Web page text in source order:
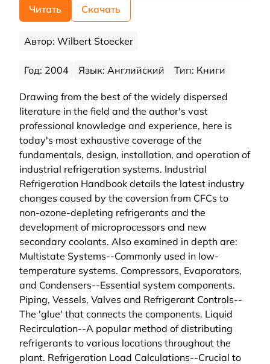
Читать Скачать
Автор: Wilbert Stoecker
Год: 2004 Язык: Английский Тип: Книги
Drawing from the best of the widely dispersed
literature in the field and the author's vast
professional knowledge and experience, here is
today's most exhaustive coverage of the
fundamentals, design, installation, and operation of
industrial refrigeration systems. Industrial
Refrigeration Handbook details the latest industry
changes caused by the coversion from CFCs to
non-ozone-depleting refrigerants and the
development of microprocessors and new
secondary coolants. Also examined in depth are:
Multistate Systems--Commonly used in low-
temperature systems. Compressors, Evaporators,
and Condensers--Essential system components.
Piping, Vessels, Valves and Refrigerant Controls--
The 'glue' that connects the components. Liquid
Recirculation--A popular method of distributing
refrigerants to various locations throughout the
plant. Refrigeration Load Calculations--Crucial to